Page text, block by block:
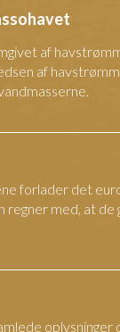
af
af
forlader det
regner med, at de
oplysninger